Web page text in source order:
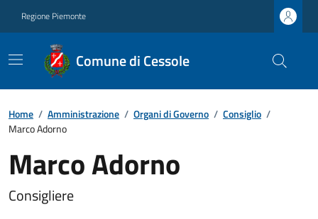
Regione Piemonte
Comune di Cessole
Home / Amministrazione / Organi di Governo / Consiglio /
Marco Adorno
Marco Adorno
Consigliere